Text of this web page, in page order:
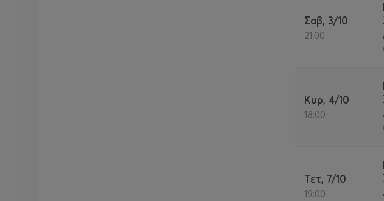
Σαβ, 3/10
21:00
Κυρ, 4/10
18:00
Τετ, 7/10
19:00